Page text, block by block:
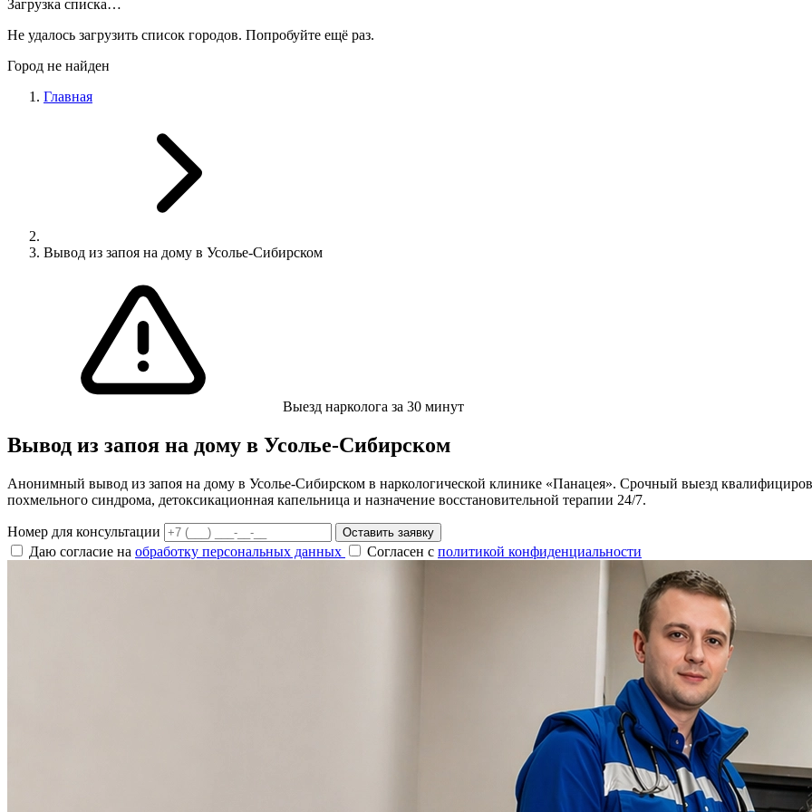
Загрузка списка…
Не удалось загрузить список городов. Попробуйте ещё раз.
Город не найден
Главная
Вывод из запоя на дому в Усолье-Сибирском
Выезд нарколога за 30 минут
Вывод из запоя на дому в Усолье-Сибирском
Анонимный вывод из запоя на дому в Усолье-Сибирском в наркологической клинике «Панацея». Срочный выезд
похмельного синдрома, детоксикационная капельница и назначение восстановительной терапии 24/7.
Номер для консультации Оставить заявку
Даю согласие на обработку персональных данных Согласен с политикой конфиденциальности